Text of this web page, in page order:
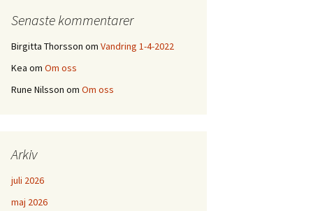
Tiraholmsteatern 2019
Tiraholmsteatern 2020
Tiraholmsteater 2023
Senaste kommentarer
Birgitta Thorsson om Vandring 1-4-2022
Kea om Om oss
Rune Nilsson om Om oss
Arkiv
juli 2026
maj 2026